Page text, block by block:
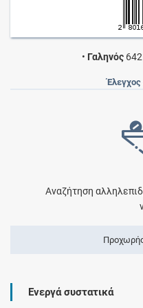
• Γαληνός
Αναζήτηση
Ενεργά συστατικά